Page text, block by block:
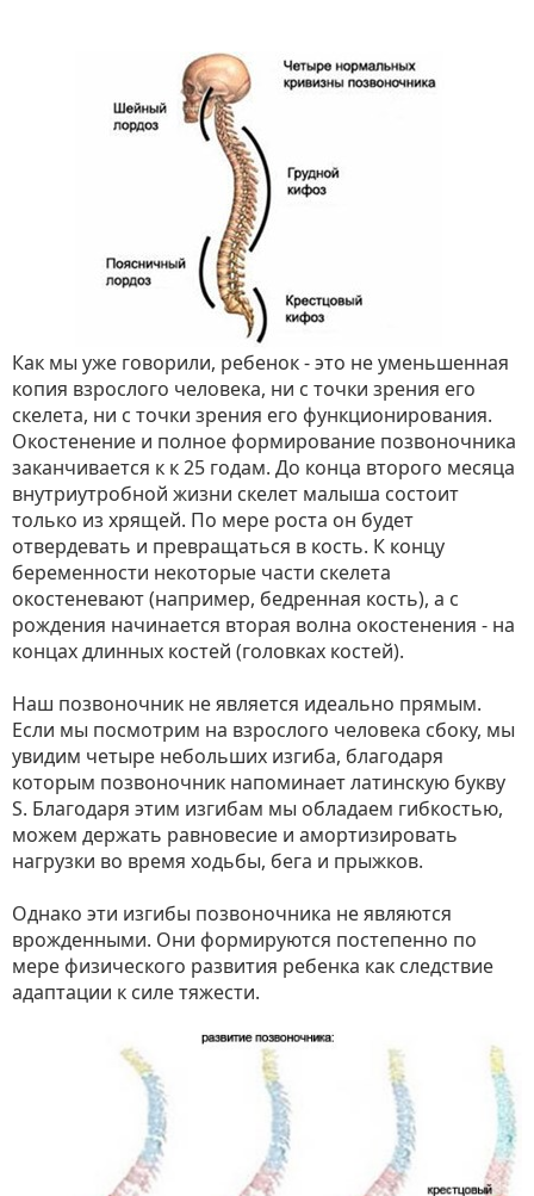
Как мы уже говорили, ребенок - это не уменьшенная
копия взрослого человека, ни с точки зрения его
скелета, ни с точки зрения его функционирования.
Окостенение и полное формирование позвоночника
заканчивается к к 25 годам. До конца второго месяца
внутриутробной жизни скелет малыша состоит
только из хрящей. По мере роста он будет
отвердевать и превращаться в кость. К концу
беременности некоторые части скелета
окостеневают (например, бедренная кость), а с
рождения начинается вторая волна окостенения - на
концах длинных костей (головках костей).
Наш позвоночник не является идеально прямым.
Если мы посмотрим на взрослого человека сбоку, мы
увидим четыре небольших изгиба, благодаря
которым позвоночник напоминает латинскую букву
S. Благодаря этим изгибам мы обладаем гибкостью,
можем держать равновесие и амортизировать
нагрузки во время ходьбы, бега и прыжков.
Однако эти изгибы позвоночника не являются
врожденными. Они формируются постепенно по
мере физического развития ребенка как следствие
адаптации к силе тяжести.